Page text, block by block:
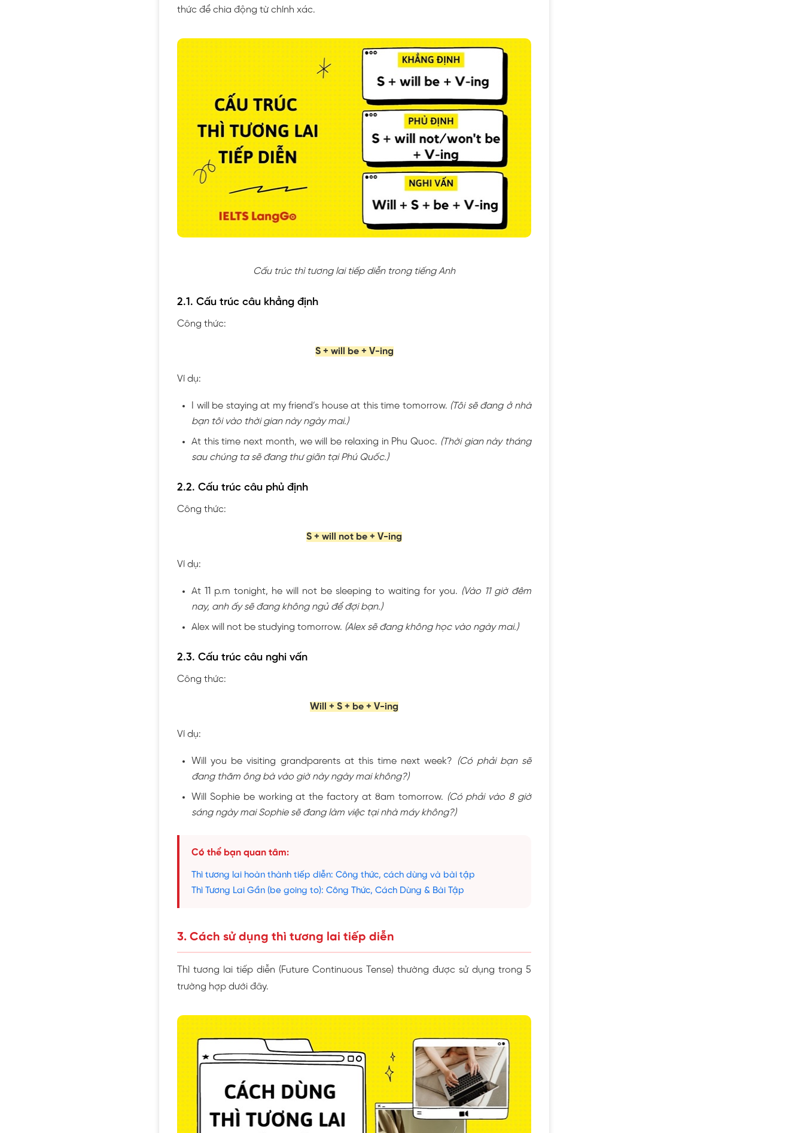
thức để chia động từ chính xác.
Cấu trúc thì tương lai tiếp diễn trong tiếng Anh
2.1. Cấu trúc câu khẳng định
Công thức:
S + will be + V-ing
Ví dụ:
I will be staying at my friend’s house at this time tomorrow. (Tôi sẽ đang ở nhà
bạn tôi vào thời gian này ngày mai.)
At this time next month, we will be relaxing in Phu Quoc. (Thời gian này tháng
sau chúng ta sẽ đang thư giãn tại Phú Quốc.)
2.2. Cấu trúc câu phủ định
Công thức:
S + will not be + V-ing
Ví dụ:
At 11 p.m tonight, he will not be sleeping to waiting for you. (Vào 11 giờ đêm
nay, anh ấy sẽ đang không ngủ để đợi bạn.)
Alex will not be studying tomorrow. (Alex sẽ đang không học vào ngày mai.)
2.3. Cấu trúc câu nghi vấn
Công thức:
Will + S + be + V-ing
Ví dụ:
Will you be visiting grandparents at this time next week?
(Có phải bạn sẽ
đang thăm ông bà vào giờ này ngày mai không?)
Will Sophie be working at the factory at 8am tomorrow. (Có phải vào 8 giờ
sáng ngày mai Sophie sẽ đang làm việc tại nhà máy không?)
Có thể bạn quan tâm:
Thì tương lai hoàn thành tiếp diễn: Công thức, cách dùng và bài tập
Thì Tương Lai Gần (be going to): Công Thức, Cách Dùng & Bài Tập
3. Cách sử dụng thì tương lai tiếp diễn
Thì tương lai tiếp diễn (Future Continuous Tense) thường được sử dụng trong 5
trường hợp dưới đây.